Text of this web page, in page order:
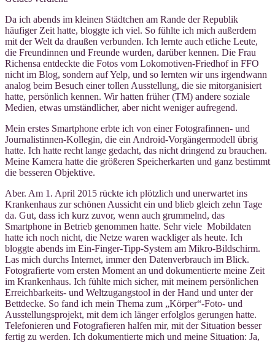
Da ich abends im kleinen Städtchen am Rande der Republik
häufiger Zeit hatte, bloggte ich viel. So fühlte ich mich außerdem
mit der Welt da draußen verbunden. Ich lernte auch etliche Leute,
die Freundinnen und Freunde wurden, darüber kennen. Die Frau
Richensa entdeckte die Fotos vom Lokomotiven-Friedhof in FFO
nicht im Blog, sondern auf Yelp, und so lernten wir uns irgendwann
analog beim Besuch einer tollen Ausstellung, die sie mitorganisiert
hatte, persönlich kennen. Wir hatten früher (TM) andere soziale
Medien, etwas umständlicher, aber nicht weniger aufregend.
Mein erstes Smartphone erbte ich von einer Fotografinnen- und
Journalistinnen-Kollegin, die ein Android-Vorgängermodell übrig
hatte. Ich hatte recht lange gedacht, das nicht dringend zu brauchen.
Meine Kamera hatte die größeren Speicherkarten und ganz bestimmt
die besseren Objektive.
Aber. Am 1. April 2015 rückte ich plötzlich und unerwartet ins
Krankenhaus zur schönen Aussicht ein und blieb gleich zehn Tage
da. Gut, dass ich kurz zuvor, wenn auch grummelnd, das
Smartphone in Betrieb genommen hatte. Sehr viele Mobildaten
hatte ich noch nicht, die Netze waren wackliger als heute. Ich
bloggte abends im Ein-Finger-Tipp-System am Mikro-Bildschirm.
Las mich durchs Internet, immer den Datenverbrauch im Blick.
Fotografierte vom ersten Moment an und dokumentierte meine Zeit
im Krankenhaus. Ich fühlte mich sicher, mit meinem persönlichen
Erreichbarkeits- und Weltzugangstool in der Hand und unter der
Bettdecke. So fand ich mein Thema zum „Körper“-Foto- und
Ausstellungsprojekt, mit dem ich länger erfolglos gerungen hatte.
Telefonieren und Fotografieren halfen mir, mit der Situation besser
fertig zu werden. Ich dokumentierte mich und meine Situation: Ja,